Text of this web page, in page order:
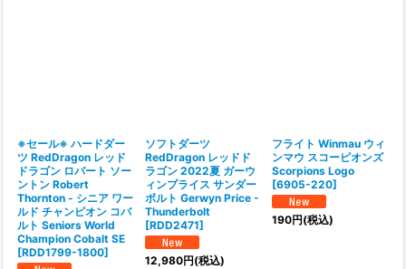
※セール※ ハードダー
ツ RedDragon レッド
ドラゴン ロバート ソー
ントン Robert
Thornton - シニア ワー
ルド チャンピオン コバ
ルト Seniors World
Champion Cobalt SE
[RDD1799-1800]
ソフトダーツ
RedDragon レッドド
ラゴン 2022夏 ガーウ
ィンプライス サンダー
ボルト Gerwyn Price -
Thunderbolt
[RDD2471]
12,980円(税込)
フライト Winmau ウィ
ンマウ スコーピオンズ
Scorpions Logo
[6905-220]
190円(税込)